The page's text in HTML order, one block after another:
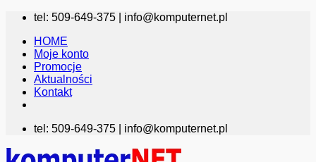
Przewiń
zawartości
tel: 509-649-375 | info@komputernet.pl
HOME
Moje konto
Promocje
Aktualności
Kontakt
tel: 509-649-375 | info@komputernet.pl